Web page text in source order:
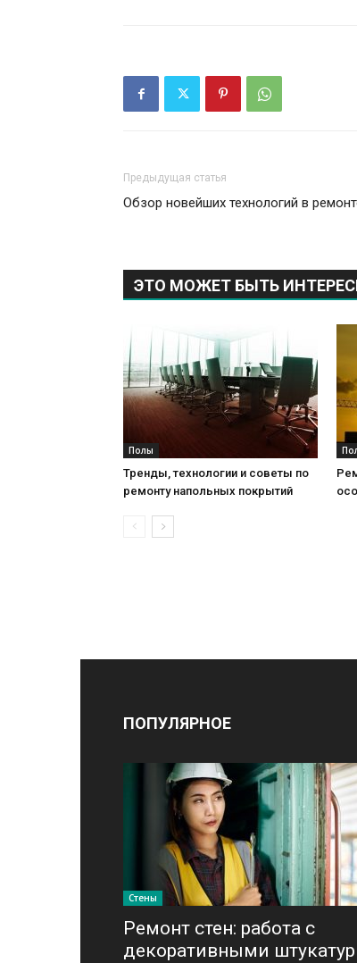
Предыдущая статья
Обзор новейших технологий в
ЭТО МОЖЕТ БЫТЬ
Полы
Тренды, технологии и советы по
ремонту напольных покрытий
ПОПУЛЯРНОЕ
Стены
Ремонт стен: работа с
декоративными